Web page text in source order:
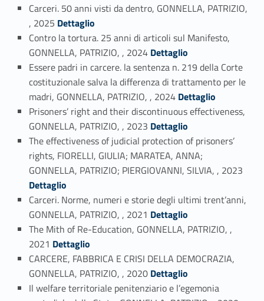
Carceri. 50 anni visti da dentro, GONNELLA, PATRIZIO,
, 2025 Link identifier #identifier_person_188911-1Dettaglio
Contro la tortura. 25 anni di articoli sul Manifesto,
GONNELLA, PATRIZIO, , 2024 Link identifier #identifier_person_198004-2Dettaglio
Essere padri in carcere. la sentenza n. 219 della Corte
costituzionale salva la differenza di trattamento per le
madri, GONNELLA, PATRIZIO, , 2024 Link identifier #identifier_person_42042-3Dettaglio
Prisoners’ right and their discontinuous effectiveness,
GONNELLA, PATRIZIO, , 2023 Link identifier #identifier_person_32346-4Dettaglio
The effectiveness of judicial protection of prisoners’
rights, FIORELLI, GIULIA; MARATEA, ANNA;
GONNELLA, PATRIZIO; PIERGIOVANNI, SILVIA, , 2023
Dettaglio
Carceri. Norme, numeri e storie degli ultimi trent’anni,
GONNELLA, PATRIZIO, , 2021 Link identifier #identifier_person_21245-6Dettaglio
The Mith of Re-Education, GONNELLA, PATRIZIO, ,
2021 Link identifier #identifier_person_115822-7Dettaglio
CARCERE, FABBRICA E CRISI DELLA DEMOCRAZIA,
GONNELLA, PATRIZIO, , 2020 Link identifier #identifier_person_140065-8Dettaglio
Il welfare territoriale penitenziario e l’egemonia